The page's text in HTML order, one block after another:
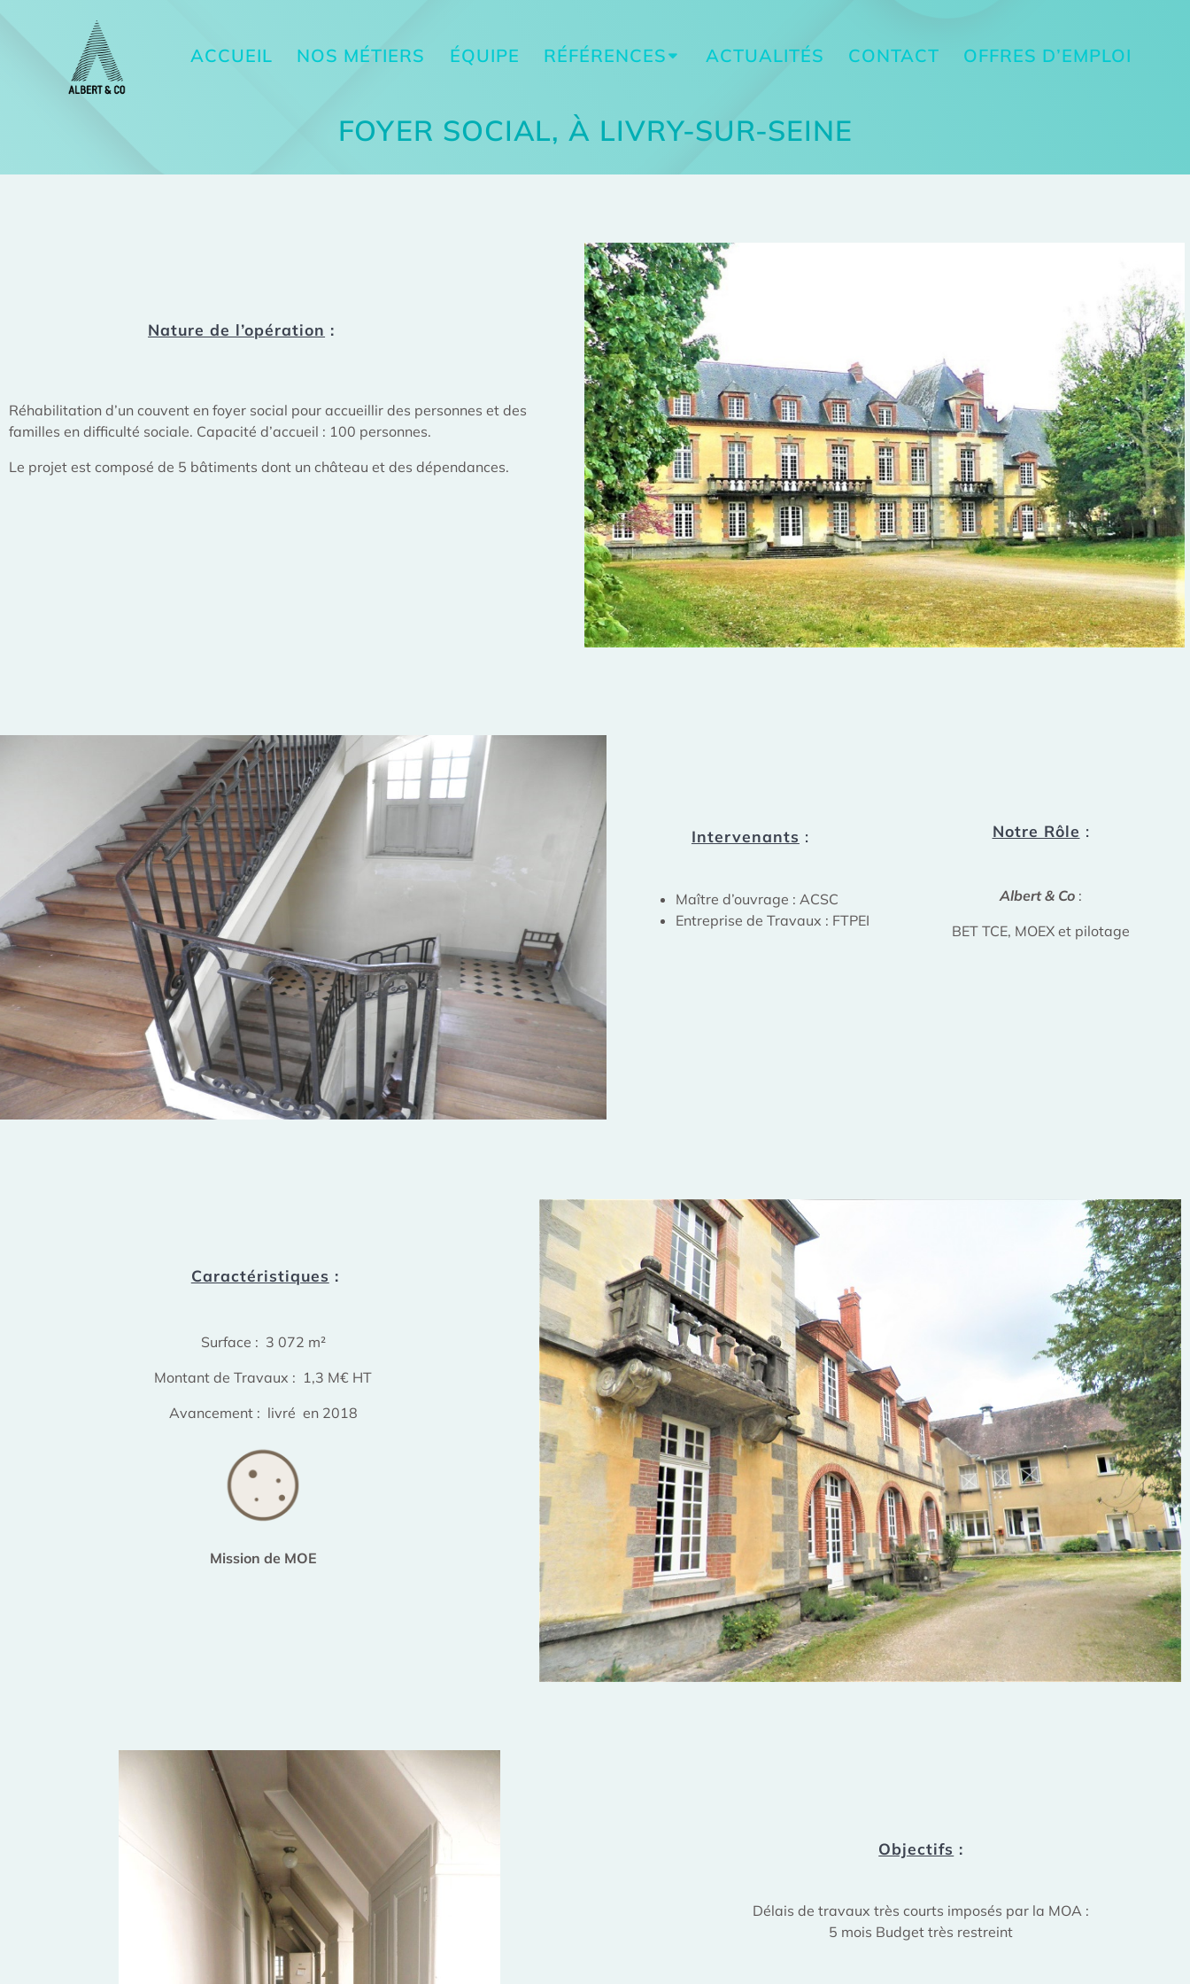
ACCUEIL NOS MÉTIERS ÉQUIPE RÉFÉRENCES ACTUALITÉS CONTACT OFFRES D’EMPLOI
FOYER SOCIAL, À LIVRY-SUR-SEINE
Nature de l’opération :
Réhabilitation d’un couvent en foyer social pour accueillir des personnes et des
familles en difficulté sociale. Capacité d’accueil : 100 personnes.
Le projet est composé de 5 bâtiments dont un château et des dépendances.
Intervenants :
Maître d’ouvrage : ACSC
Entreprise de Travaux : FTPEI
Notre Rôle :
Albert & Co :
BET TCE, MOEX et pilotage
Caractéristiques :
Surface : 3 072 m²
Montant de Travaux : 1,3 M€ HT
Avancement : livré en 2018
Mission de MOE
Objectifs :
Délais de travaux très courts imposés par la MOA :
5 mois Budget très restreint